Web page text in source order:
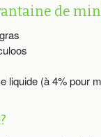
de
liquide (à 4% pour